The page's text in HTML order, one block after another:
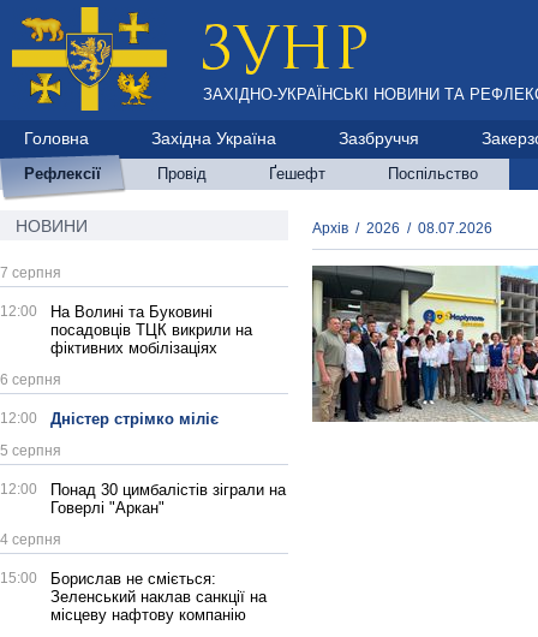
ЗАХІДНО-УКРАЇНСЬКІ НОВИНИ ТА
Головна Західна Україна Зазбруччя
Рефлексії Провід Ґешефт Поспільство
НОВИНИ
7 серпня
12:00
На Волині та Буковині
посадовців ТЦК викрили на
фіктивних мобілізаціях
6 серпня
12:00 Дністер стрімко міліє
5 серпня
12:00
Понад 30 цимбалістів зіграли на
Говерлі "Аркан"
4 серпня
15:00
Борислав не сміється:
Зеленський наклав санкції на
місцеву нафтову компанію
Архів / 2026 / 08.07.2026